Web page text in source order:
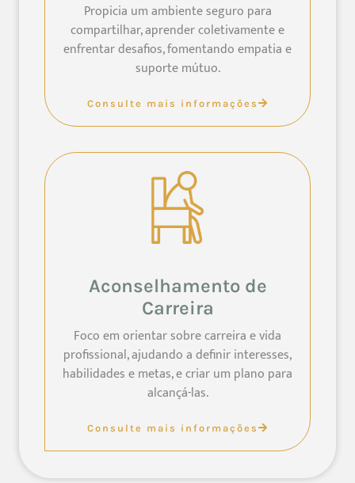
Propicia um ambiente seguro para
compartilhar, aprender coletivamente e
enfrentar desafios, fomentando empatia e
suporte mútuo.
Consulte mais informações
Aconselhamento de
Carreira
Foco em orientar sobre carreira e vida
profissional, ajudando a definir interesses,
habilidades e metas, e criar um plano para
alcançá-las.
Consulte mais informações